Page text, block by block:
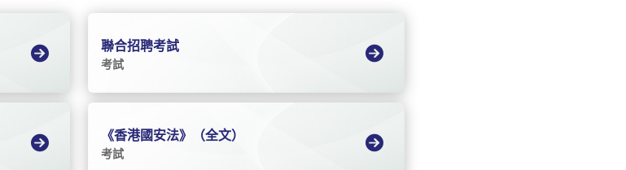
聯合招聘考試
考試
《香港國安法》（全文）
考試